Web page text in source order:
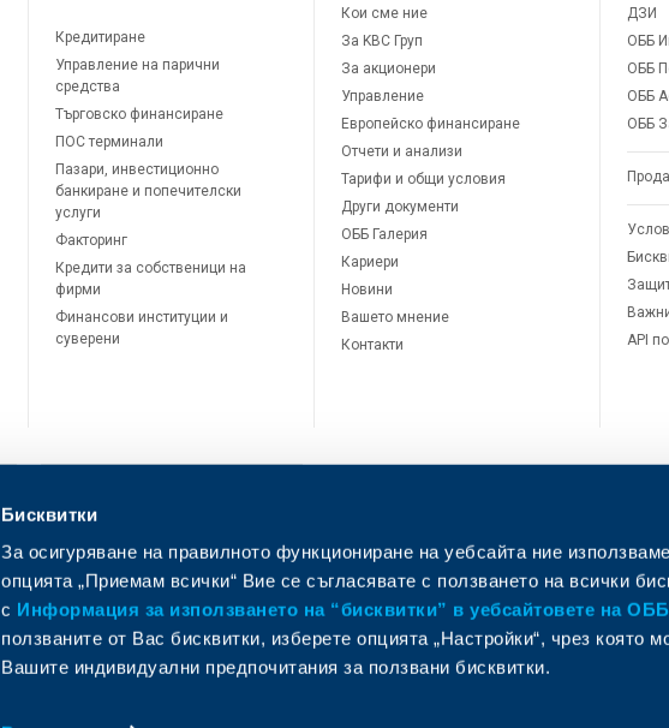
Бисквитки
За осигуряване на правилното функциониране на уебсайта ние
опцията „Приемам всички“ Вие се съгласявате с ползването на всички
с Информация за използването на “бисквитки” в уебсайтовете на ОББ
ползваните от Вас бисквитки, изберете опцията „Настройки“, чрез която
Вашите индивидуални предпочитания за ползвани бисквитки.
Кредитиране
Управление на парични
средства
Търговско финансиране
ПОС терминали
Пазари, инвестиционно
банкиране и попечителски
услуги
Факторинг
Кредити за собственици на
фирми
Финансови институции и
суверени
Кои сме ние
За KBC Груп
За акционери
Управление
Европейско финансиране
Отчети и анализи
Тарифи и общи условия
Други документи
ОББ Галерия
Кариери
Новини
Вашето мнение
Контакти
ДЗИ
ОББ
ОББ
ОББ
ОББ
API
ОББ Мобайл